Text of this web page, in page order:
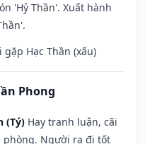
'Hỷ Thần'. Xuất hành
Hạc Thần (xấu)
Phong
(Tý) Hay tranh luận, cãi
phòng. Người ra đi tốt